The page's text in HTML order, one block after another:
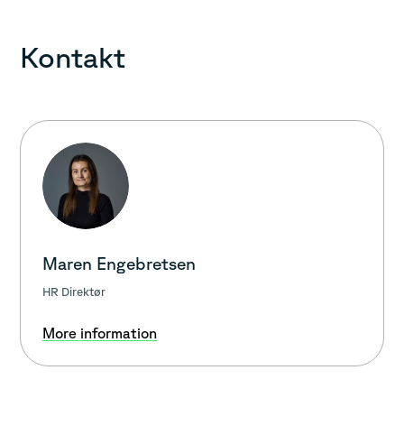
Kontakt
Maren Engebretsen
HR Direktør
More information